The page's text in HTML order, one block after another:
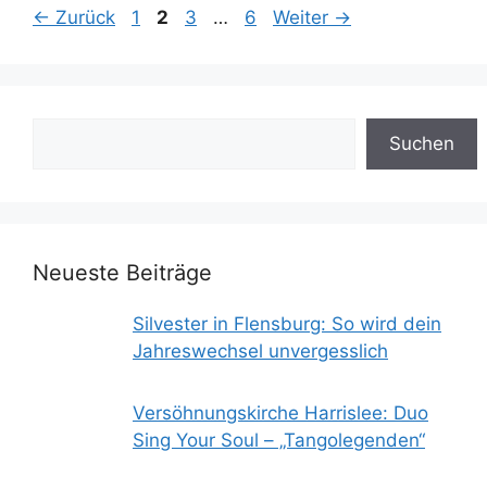
← Zurück Seite
1 Seite
2 Seite
3 … Seite
6 Weiter →
Suchen
Neueste Beiträge
Silvester in Flensburg: So wird dein
Jahreswechsel unvergesslich
Versöhnungskirche Harrislee: Duo
Sing Your Soul – „Tangolegenden“